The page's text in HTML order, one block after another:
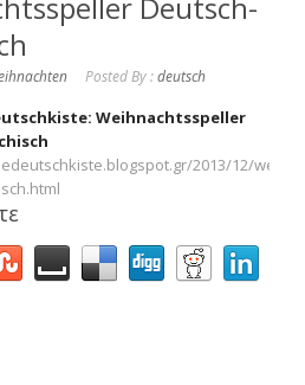
Deutsch-
Posted By :deutsch
Weihnachtsspeller
2013/12/